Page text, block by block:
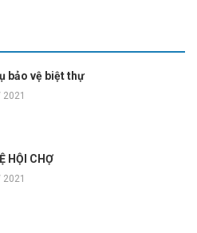
bảo vệ biệt thự
2021
HỘI CHỢ
2021